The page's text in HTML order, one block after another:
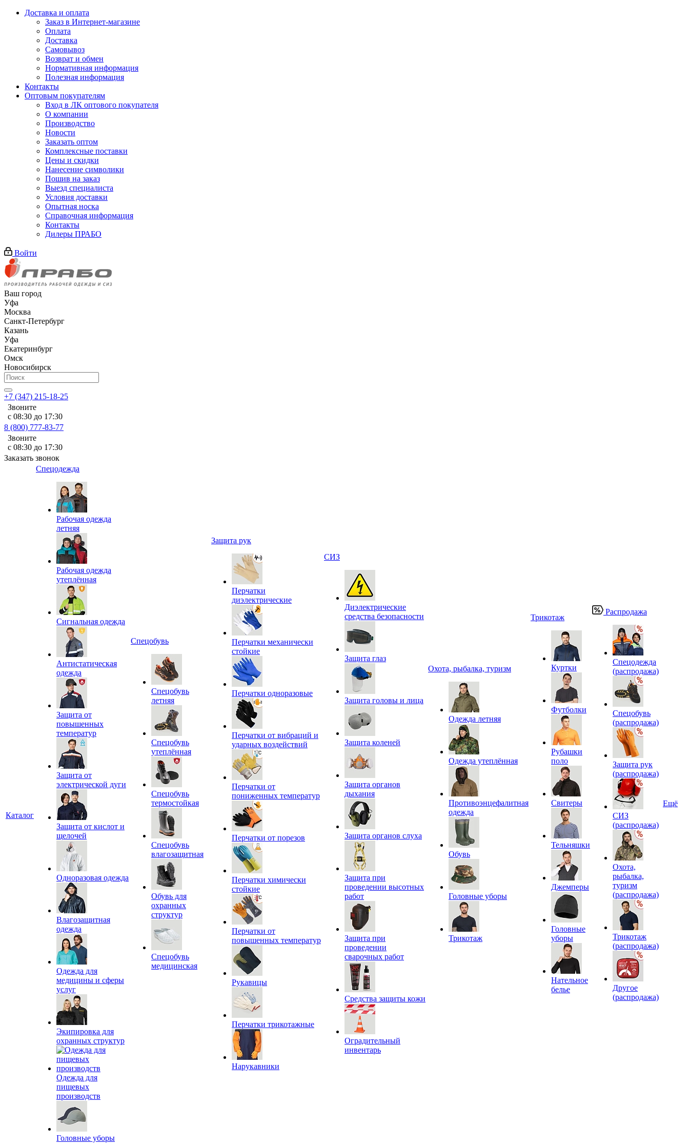
Доставка и оплата
Заказ в Интернет-магазине
Оплата
Доставка
Самовывоз
Возврат и обмен
Нормативная информация
Полезная информация
Контакты
Оптовым покупателям
Вход в ЛК оптового покупателя
О компании
Производство
Новости
Заказать оптом
Комплексные поставки
Цены и скидки
Нанесение символики
Пошив на заказ
Выезд специалиста
Условия доставки
Опытная носка
Справочная информация
Контакты
Дилеры ПРАБО
Войти
Ваш город
Уфа
Москва
Санкт-Петербург
Казань
Уфа
Екатеринбург
Омск
Новосибирск
+7 (347) 215-18-25
Звоните
с 08:30 до 17:30
8 (800) 777-83-77
Звоните
с 08:30 до 17:30
Заказать звонок
Каталог
Спецодежда
Рабочая одежда
летняя
Рабочая одежда
утеплённая
Сигнальная одежда
Антистатическая
одежда
Защита от
повышенных
температур
Защита от
электрической дуги
Защита от кислот и
щелочей
Одноразовая одежда
Влагозащитная
одежда
Одежда для
медицины и сферы
услуг
Экипировка для
охранных структур
Одежда для
пищевых
производств
Головные уборы
Спецобувь
Спецобувь
летняя
Спецобувь
утеплённая
Спецобувь
термостойкая
Спецобувь
влагозащитная
Обувь для
охранных
структур
Спецобувь
медицинская
Защита рук
Перчатки
диэлектрические
Перчатки механически
стойкие
Перчатки одноразовые
Перчатки от вибраций и
ударных воздействий
Перчатки от
пониженных температур
Перчатки от порезов
Перчатки химически
стойкие
Перчатки от
повышенных температур
Рукавицы
Перчатки трикотажные
Нарукавники
СИЗ
Диэлектрические
средства безопасности
Защита глаз
Защита головы и лица
Защита коленей
Защита органов
дыхания
Защита органов слуха
Защита при
проведении высотных
работ
Защита при
проведении
сварочных работ
Средства защиты кожи
Оградительный
инвентарь
Охота, рыбалка, туризм
Одежда летняя
Одежда утеплённая
Противоэнцефалитная
одежда
Обувь
Головные уборы
Трикотаж
Трикотаж
Куртки
Футболки
Рубашки
поло
Свитеры
Тельняшки
Джемперы
Головные
уборы
Нательное
белье
Распродажа
Спецодежда
(распродажа)
Спецобувь
(распродажа)
Защита рук
(распродажа)
СИЗ
(распродажа)
Охота,
рыбалка,
туризм
(распродажа)
Трикотаж
(распродажа)
Другое
(распродажа)
Ещё